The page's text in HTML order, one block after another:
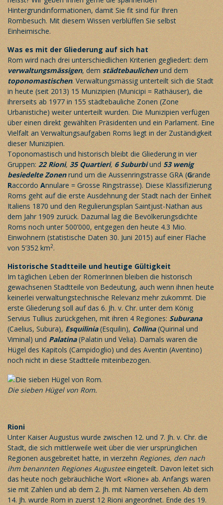
Hintergrundinformationen, damit Sie fit sind für Ihren
Rombesuch. Mit diesem Wissen verblüffen Sie selbst
Einheimische.
Was es mit der Gliederung auf sich hat
Rom wird nach drei unterschiedlichen Kriterien gegliedert: dem
verwaltungsmässigen, dem städtebaulichen und dem
toponomastischen. Verwaltungsmässig unterteilt sich die Stadt
in heute (seit 2013) 15 Munizipien (Municipi = Rathäuser), die
ihrerseits ab 1977 in 155 städtebauliche Zonen (Zone
Urbanistiche) weiter unterteilt wurden. Die Munizipien verfügen
über einen direkt gewählten Präsidenten und ein Parlament. Eine
Vielfalt an Verwaltungsaufgaben Roms liegt in der Zuständigkeit
dieser Munizipien.
Toponomastisch und historisch bleibt die Gliederung in vier
Gruppen: 22 Rioni, 35 Quartieri, 6 Suburbi und 53 wenig
besiedelte Zonenrund um die Aussenringstrasse GRA (Grande
Raccordo Annulare = Grosse Ringstrasse). Diese Klassifizierung
Roms geht auf die erste Ausdehnung der Stadt nach der Einheit
Italiens 1870 und den Regulierungsplan Saintjust-Nathan aus
dem Jahr 1909 zurück. Dazumal lag die Bevölkerungsdichte
Roms noch unter 500’000, entgegen den heute 4.3 Mio.
Einwohnern (statistische Daten 30. Juni 2015) auf einer Fläche
von 5’352 km2.
Historische Stadtteile und heutige Gültigkeit
Im täglichen Leben der RömerInnen bleiben die historisch
gewachsenen Stadtteile von Bedeutung, auch wenn ihnen heute
keinerlei verwaltungstechnische Relevanz mehr zukommt. Die
erste Gliederung soll auf das 6. Jh. v. Chr. unter dem König
Servius Tullius zurückgehen, mit ihren 4 Regiones: Suburana
(Caelius, Subura), Esquilinia(Esquilin),Collina(Quirinal und
Viminal) und Palatina(Palatin und Velia). Damals waren die
Hügel des Kapitols (Campidoglio) und des Aventin (Aventino)
noch nicht in diese Stadtteile miteinbezogen.
Die sieben Hügel von Rom.
Rioni
Unter Kaiser Augustus wurde zwischen 12. und 7. Jh. v. Chr. die
Stadt, die sich mittlerweile weit über die vier ursprünglichen
Regionen ausgebreitet hatte, in vierzehn Regiones, den nach
ihm benannten Regiones Augusteeeingeteilt. Davon leitet sich
das heute noch gebräuchliche Wort «Rione» ab. Anfangs waren
sie mit Zahlen und ab dem 2. Jh. mit Namen versehen. Ab dem
14. Jh. wurde Rom in zuerst 12 Rioni angeordnet. Ende des 19.